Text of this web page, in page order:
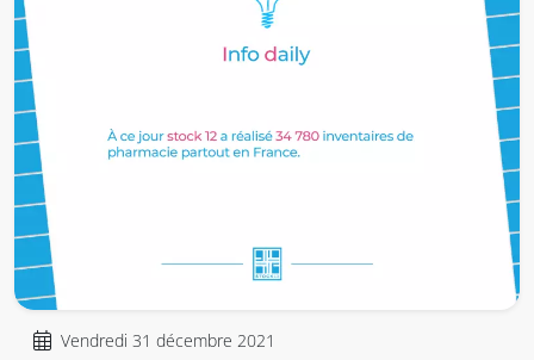
Vendredi 31 décembre 2021